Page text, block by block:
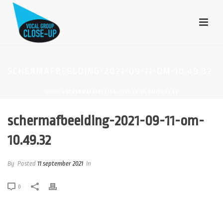
schermafbeelding-2021-09-11-om-
10.49.32
By Posted 11 september 2021 In
0